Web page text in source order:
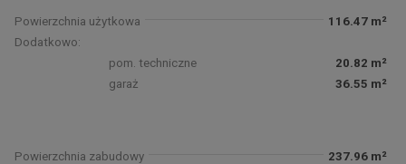
Powierzchnia użytkowa
116.47 m²
Dodatkowo:
pom. techniczne
20.82 m²
garaż
36.55 m²
Powierzchnia zabudowy
237.96 m²